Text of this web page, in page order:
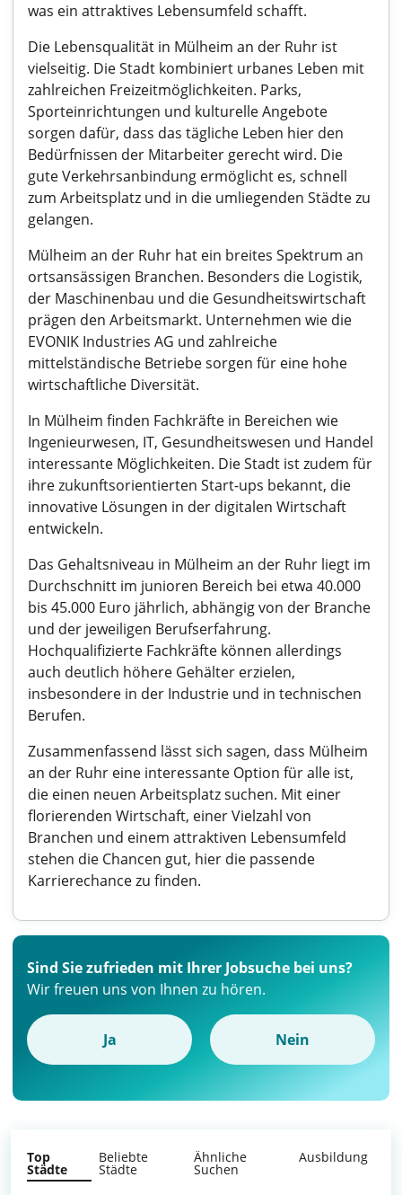
was ein attraktives Lebensumfeld schafft.
Die Lebensqualität in Mülheim an der Ruhr ist
vielseitig. Die Stadt kombiniert urbanes Leben mit
zahlreichen Freizeitmöglichkeiten. Parks,
Sporteinrichtungen und kulturelle Angebote
sorgen dafür, dass das tägliche Leben hier den
Bedürfnissen der Mitarbeiter gerecht wird. Die
gute Verkehrsanbindung ermöglicht es, schnell
zum Arbeitsplatz und in die umliegenden Städte zu
gelangen.
Mülheim an der Ruhr hat ein breites Spektrum an
ortsansässigen Branchen. Besonders die Logistik,
der Maschinenbau und die Gesundheitswirtschaft
prägen den Arbeitsmarkt. Unternehmen wie die
EVONIK Industries AG und zahlreiche
mittelständische Betriebe sorgen für eine hohe
wirtschaftliche Diversität.
In Mülheim finden Fachkräfte in Bereichen wie
Ingenieurwesen, IT, Gesundheitswesen und Handel
interessante Möglichkeiten. Die Stadt ist zudem für
ihre zukunftsorientierten Start-ups bekannt, die
innovative Lösungen in der digitalen Wirtschaft
entwickeln.
Das Gehaltsniveau in Mülheim an der Ruhr liegt im
Durchschnitt im junioren Bereich bei etwa 40.000
bis 45.000 Euro jährlich, abhängig von der Branche
und der jeweiligen Berufserfahrung.
Hochqualifizierte Fachkräfte können allerdings
auch deutlich höhere Gehälter erzielen,
insbesondere in der Industrie und in technischen
Berufen.
Zusammenfassend lässt sich sagen, dass Mülheim
an der Ruhr eine interessante Option für alle ist,
die einen neuen Arbeitsplatz suchen. Mit einer
florierenden Wirtschaft, einer Vielzahl von
Branchen und einem attraktiven Lebensumfeld
stehen die Chancen gut, hier die passende
Karrierechance zu finden.
Sind Sie zufrieden mit Ihrer Jobsuche bei uns?
Wir freuen uns von Ihnen zu hören.
Ja Nein
Top
Städte
Beliebte
Städte
Ähnliche
Suchen
Ausbildung